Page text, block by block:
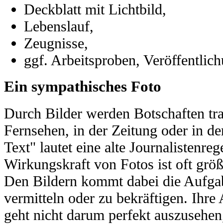
Deckblatt mit Lichtbild,
Lebenslauf,
Zeugnisse,
ggf. Arbeitsproben,
Ein sympathisches Foto
Durch Bilder werden Botschaften
Fernsehen, in der Zeitung oder in
Text" lautet eine alte
Wirkungskraft von Fotos ist oft
Den Bildern kommt dabei die
vermitteln oder zu bekräftigen. Ihre
geht nicht darum perfekt